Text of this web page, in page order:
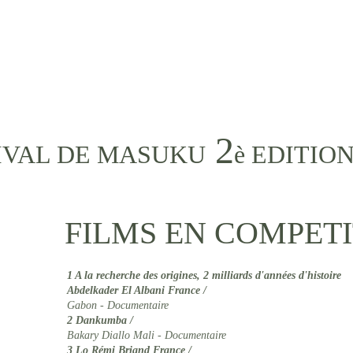
FILMS EN
1 A la recherche des origines, 2 milliards d'années d'histoire
Abdelkader El Albani France /
Gabon - Documentaire
2 Dankumba /
Bakary Diallo Mali - Documentaire
3 Lo Rémi Briand France /
DE MASUKU 2è